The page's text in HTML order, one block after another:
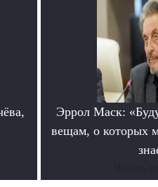
Эррол Маск:
вещам, о которых